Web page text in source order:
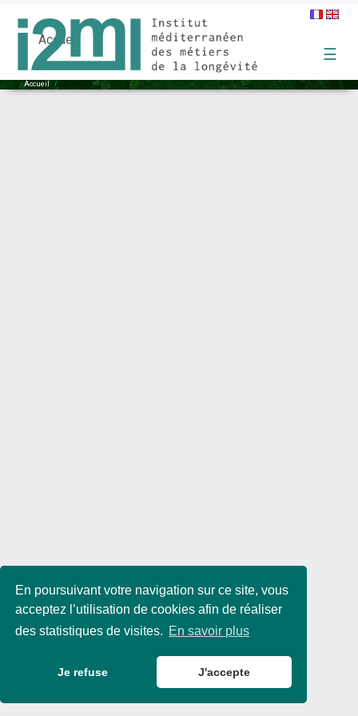
En poursuivant votre navigation sur ce site, vous
acceptez l’utilisation de cookies afin de réaliser
des statistiques de visites. En savoir plus
Je refuse J'accepte
Accueil
☰
visaudio
Accueil /